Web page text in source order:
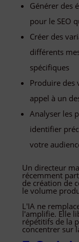
Générer des
pour le SEO
Créer des
différents
spécifiques
Produire des
appel à un
Analyser les
identifier
votre
Un directeur
récemment
de création de
le volume
L'IA ne
l'amplifie. Elle
répétitifs de la
concentrer sur